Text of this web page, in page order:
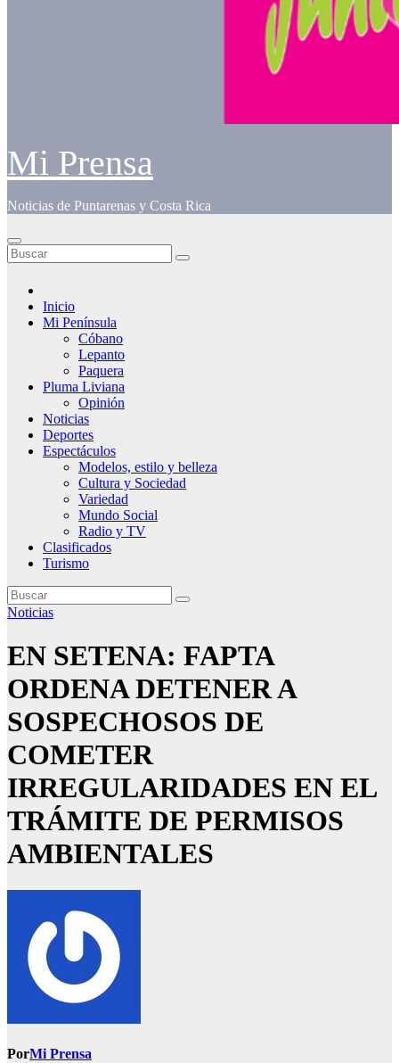
Mi Prensa
Noticias de Puntarenas y Costa Rica
Inicio
Mi Península
Cóbano
Lepanto
Paquera
Pluma Liviana
Opinión
Noticias
Deportes
Espectáculos
Modelos, estilo y belleza
Cultura y Sociedad
Variedad
Mundo Social
Radio y TV
Clasificados
Turismo
Noticias
EN SETENA: FAPTA
ORDENA DETENER A
SOSPECHOSOS DE
COMETER
IRREGULARIDADES EN EL
TRÁMITE DE PERMISOS
AMBIENTALES
PorMi Prensa